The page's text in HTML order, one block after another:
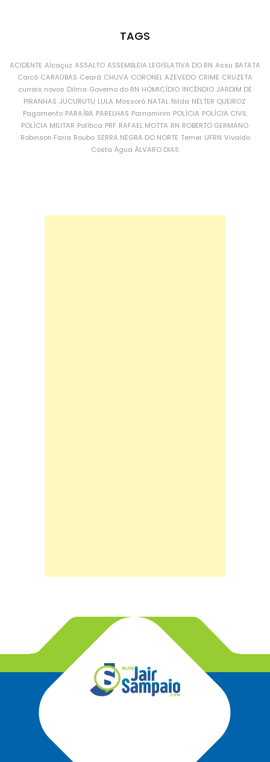
TAGS
ACIDENTE Alcaçuz ASSALTO ASSEMBLEIA LEGISLATIVA DO RN Assu BATATA
Caicó CARAÚBAS Ceará CHUVA CORONEL AZEVEDO CRIME CRUZETA
currais novos Dilma Governo do RN HOMICÍDIO INCÊNDIO JARDIM DE
PIRANHAS JUCURUTU LULA Mossoró NATAL Nilda NÉLTER QUEIROZ
Pagamento PARAÍBA PARELHAS Parnamirim POLÍCIA POLÍCIA CIVIL
POLÍCIA MILITAR Política PRF RAFAEL MOTTA RN ROBERTO GERMANO
Robinson Faria Roubo SERRA NEGRA DO NORTE Temer UFRN Vivaldo
Costa Água ÁLVARO DIAS